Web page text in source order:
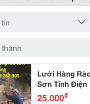
Lưới Hàng
Sơn Tĩnh Điện
25.000₫